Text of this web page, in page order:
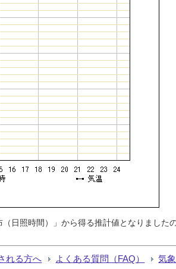
日照時間）」から得る推計値となりました
れる方へ よくある質問（FAQ） 気